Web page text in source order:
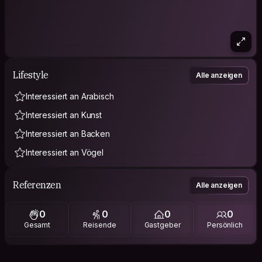
Lifestyle Alle anzeigen
Interessiert an Arabisch
Interessiert an Kunst
Interessiert an Backen
Interessiert an Vögel
Referenzen Alle anzeigen
0
Gesamt
0
Reisende
0
Gastgeber
0
Persönlich